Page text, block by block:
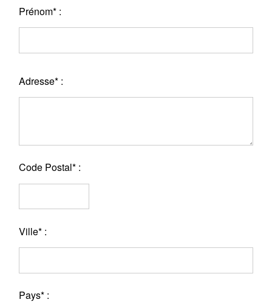
Prénom* :
Adresse* :
Code Postal* :
Ville* :
Pays* :